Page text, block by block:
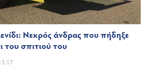
Νεκρός άνδρας που πήδηξε
σπιτιού του